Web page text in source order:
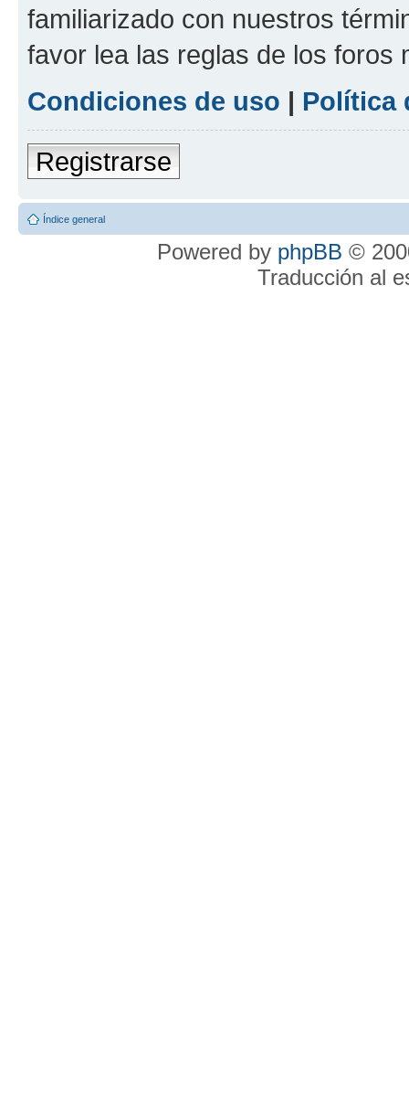
familiarizado con nuestros
favor lea las reglas de los foros
Condiciones de uso | Política
Registrarse
Índice general
Powered by phpBB ©
Traducción al